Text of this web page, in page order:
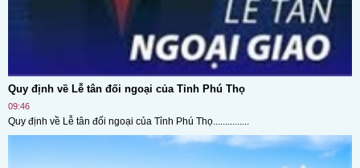
Quy định về Lễ tân đối ngoại của Tỉnh Phú Thọ
09:46
Quy định về Lễ tân đối ngoại của Tỉnh Phú Thọ...............